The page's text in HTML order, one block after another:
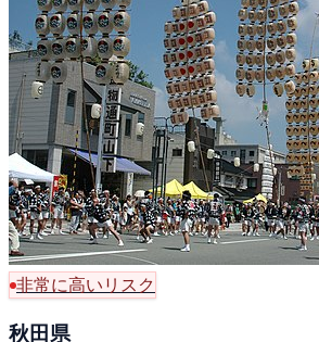
非常に高いリスク
秋田県